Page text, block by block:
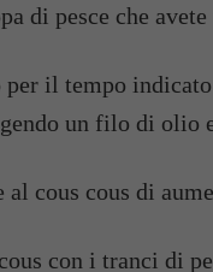
di pesce che
un filo di olio
al cous cous di